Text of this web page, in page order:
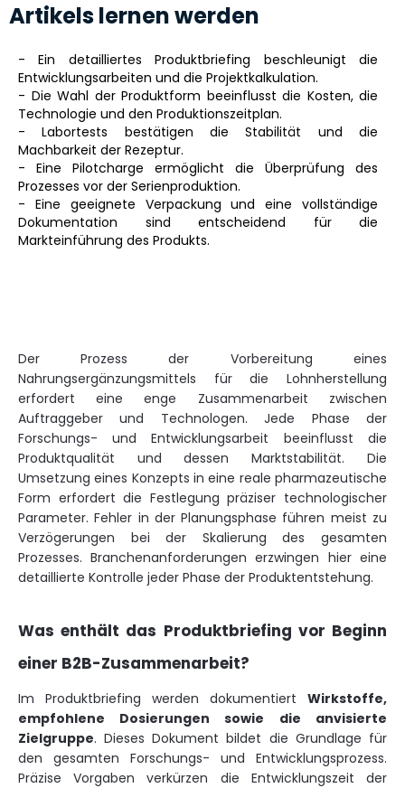
Artikels lernen werden
- Ein detailliertes Produktbriefing beschleunigt die
Entwicklungsarbeiten und die Projektkalkulation.
- Die Wahl der Produktform beeinflusst die Kosten, die
Technologie und den Produktionszeitplan.
- Labortests bestätigen die Stabilität und die
Machbarkeit der Rezeptur.
- Eine Pilotcharge ermöglicht die Überprüfung des
Prozesses vor der Serienproduktion.
- Eine geeignete Verpackung und eine vollständige
Dokumentation sind entscheidend für die
Markteinführung des Produkts.
Der Prozess der Vorbereitung eines
Nahrungsergänzungsmittels für die Lohnherstellung
erfordert eine enge Zusammenarbeit zwischen
Auftraggeber und Technologen. Jede Phase der
Forschungs- und Entwicklungsarbeit beeinflusst die
Produktqualität und dessen Marktstabilität. Die
Umsetzung eines Konzepts in eine reale pharmazeutische
Form erfordert die Festlegung präziser technologischer
Parameter. Fehler in der Planungsphase führen meist zu
Verzögerungen bei der Skalierung des gesamten
Prozesses. Branchenanforderungen erzwingen hier eine
detaillierte Kontrolle jeder Phase der Produktentstehung.
Was enthält das Produktbriefing vor Beginn
einer B2B-Zusammenarbeit?
Im Produktbriefing werden dokumentiert Wirkstoffe,
empfohlene Dosierungen sowie die anvisierte
Zielgruppe. Dieses Dokument bildet die Grundlage für
den gesamten Forschungs- und Entwicklungsprozess.
Präzise Vorgaben verkürzen die Entwicklungszeit der